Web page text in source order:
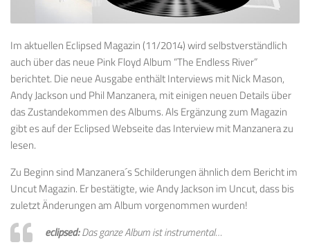
Im aktuellen Eclipsed Magazin (11/2014) wird selbstverständlich
auch über das neue Pink Floyd Album “The Endless River”
berichtet. Die neue Ausgabe enthält Interviews mit Nick Mason,
Andy Jackson und Phil Manzanera, mit einigen neuen Details über
das Zustandekommen des Albums. Als Ergänzung zum Magazin
gibt es auf der Eclipsed Webseite das Interview mit Manzanera zu
lesen.
Zu Beginn sind Manzanera´s Schilderungen ähnlich dem Bericht im
Uncut Magazin. Er bestätigte, wie Andy Jackson im Uncut, dass bis
zuletzt Änderungen am Album vorgenommen wurden!
eclipsed:Das ganze Album ist instrumental…